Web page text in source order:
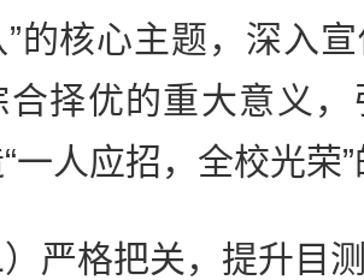
的核心主题，深入
合择优的重大意义
一人应招，全校光荣
格把关，提升目测